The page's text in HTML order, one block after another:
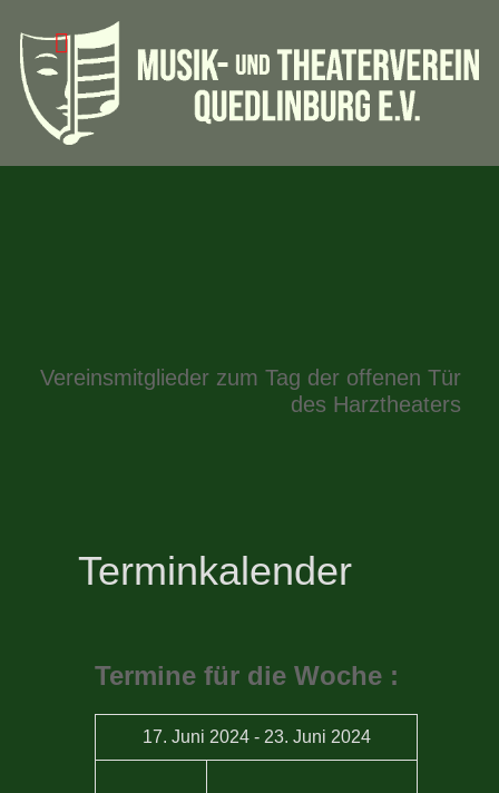
Vereinsmitglieder zum Tag der offenen Tür
des Harztheaters
Terminkalender
Termine für die Woche :
17. Juni 2024 - 23. Juni 2024